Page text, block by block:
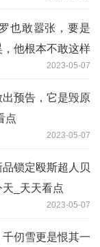
也敢嚣张，要是
他根本不敢这样
2023-05-07
出预告，它是毁原
点
2023-05-07
锁定殴斯超人贝
_天天看点
2023-05-07
仞雪更是恨其一